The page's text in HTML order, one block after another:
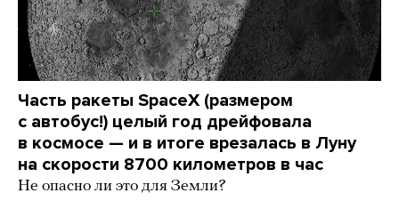
Часть ракеты SpaceX (размером
с автобус!) целый год дрейфовала
в космосе — и в итоге врезалась в Луну
на скорости 8700 километров в час
Не опасно ли это для Земли?